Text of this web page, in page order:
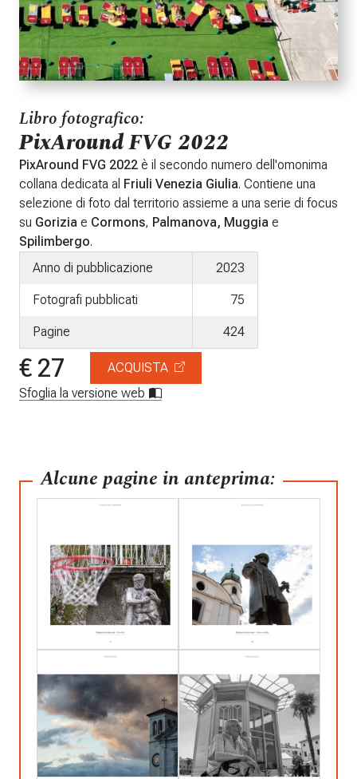
Libro fotografico:
PixAround FVG 2022
PixAround FVG 2022 è il secondo numero dell'omonima
collana dedicata al Friuli Venezia Giulia. Contiene una
selezione di foto dal territorio assieme a una serie di focus
su Gorizia e Cormons, Palmanova, Muggia e
Spilimbergo.
Anno di pubblicazione
2023
Fotografi pubblicati 75
Pagine 424
€ 27
ACQUISTA
Sfoglia la versione web
Alcune pagine in anteprima: